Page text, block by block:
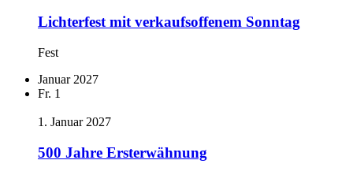
Lichterfest mit verkaufsoffenem Sonntag
Fest
Januar 2027
Fr. 1
1. Januar 2027
500 Jahre Ersterwähnung